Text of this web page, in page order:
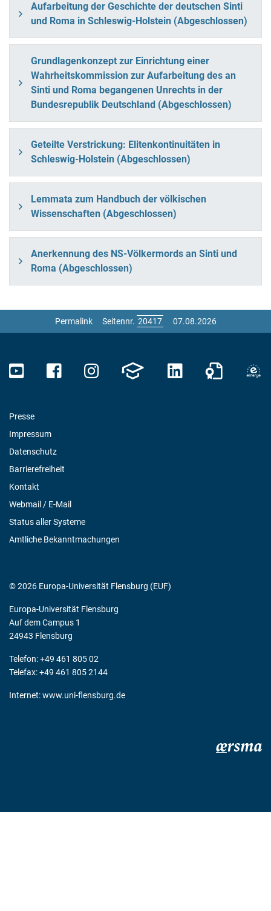
Aufarbeitung der Geschichte der deutschen Sinti
und Roma in Schleswig-Holstein (Abgeschlossen)
Grundlagenkonzept zur Einrichtung einer
Wahrheitskommission zur Aufarbeitung des an
Sinti und Roma begangenen Unrechts in der
Bundesrepublik Deutschland (Abgeschlossen)
Geteilte Verstrickung: Elitenkontinuitäten in
Schleswig-Holstein (Abgeschlossen)
Lemmata zum Handbuch der völkischen
Wissenschaften (Abgeschlossen)
Anerkennung des NS-Völkermords an Sinti und
Roma (Abgeschlossen)
Permalink Seitennr. 07.08.2026
Presse
Impressum
Datenschutz
Barrierefreiheit
Kontakt
Webmail / E-Mail
Status aller Systeme
Amtliche Bekanntmachungen
© 2026 Europa-Universität Flensburg (EUF)
Europa-Universität Flensburg
Auf dem Campus 1
24943 Flensburg
Telefon: +49 461 805 02
Telefax: +49 461 805 2144
Internet:www.uni-flensburg.de